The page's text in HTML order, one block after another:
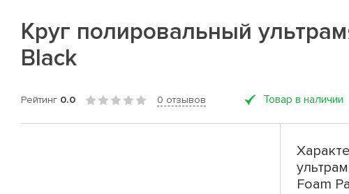
Круг полировальный
Black
Рейтинг 0.0 0 отзывов Товар в наличии
Foam